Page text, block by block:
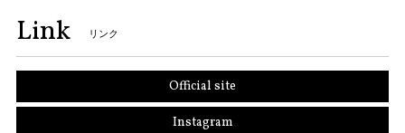
Link リンク
Official site
Instagram